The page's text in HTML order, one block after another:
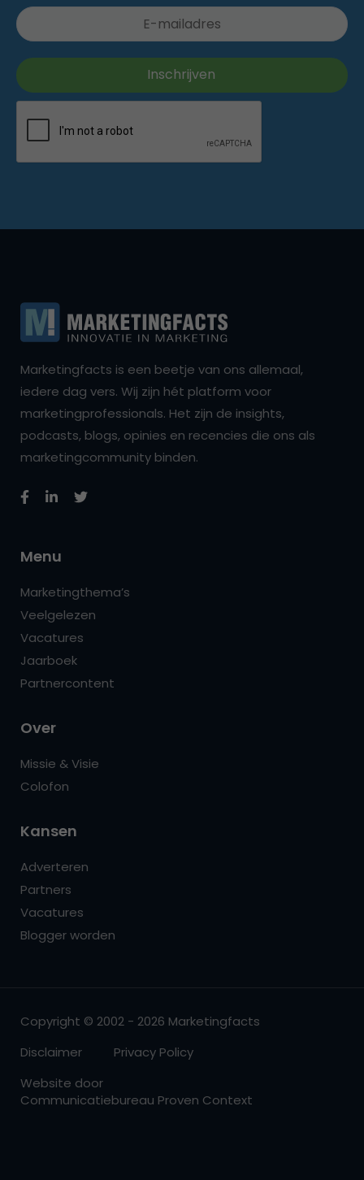
Marketingfacts is een beetje van ons allemaal,
iedere dag vers. Wij zijn hét platform voor
marketingprofessionals. Het zijn de insights,
podcasts, blogs, opinies en recencies die ons als
marketingcommunity binden.
Menu
Marketingthema’s
Veelgelezen
Vacatures
Jaarboek
Partnercontent
Over
Missie & Visie
Colofon
Kansen
Adverteren
Partners
Vacatures
Blogger worden
Copyright © 2002 - 2026 Marketingfacts
Disclaimer
Privacy Policy
Website door
Communicatiebureau Proven Context